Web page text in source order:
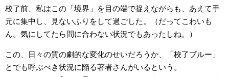
校了前、私はこの「境界」を目の端で捉えながらも、あえて手
元に集中し、見ないふりをして過ごした。（だってこわいも
ん。気にしてたら間に合わない状況でもあったしね。）
この、日々の質の劇的な変化のせいだろうか、「校了ブルー」
とでも呼ぶべき状況に陥る著者さんがいるという。